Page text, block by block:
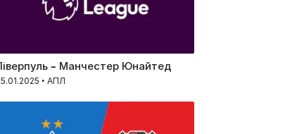
– Манчестер Юнайтед
• АПЛ